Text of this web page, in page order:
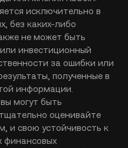
исключительно в
без каких-либо
не может быть
инвестиционный
за ошибки или
полученные в
информации.
могут быть
оценивайте
и свою устойчивость к
финансовых